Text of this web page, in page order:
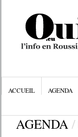
ACCUEIL AGENDA
AGENDA /